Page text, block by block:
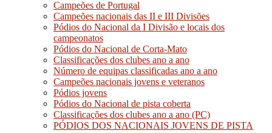
Campeões de Portugal
Campeões nacionais das II e III Divisões
Pódios do Nacional da I Divisão e locais dos
campeonatos
Pódios do Nacional de Corta-Mato
Classificações dos clubes ano a ano
Número de equipas classificadas ano a ano
Campeões nacionais jovens e veteranos
Pódios jovens
Pódios do Nacional de pista coberta
Classificações dos clubes ano a ano (PC)
PÓDIOS DOS NACIONAIS JOVENS DE PISTA